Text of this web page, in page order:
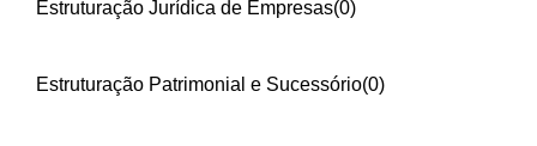
Estruturação Jurídica de Empresas(0)
Estruturação Patrimonial e Sucessório(0)